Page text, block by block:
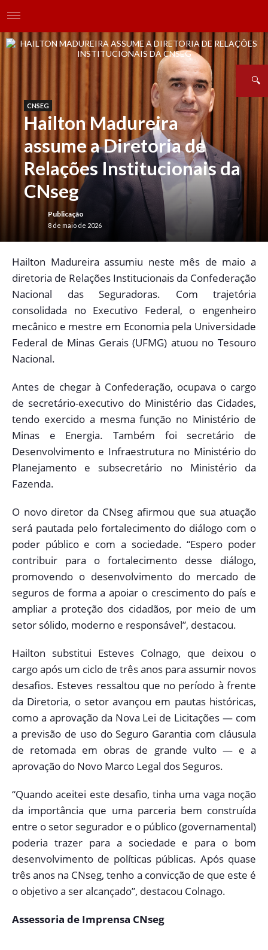
CNSEG
Hailton Madureira
assume a Diretoria de
Relações Institucionais da
CNseg
Publicação
8 de maio de 2026
Hailton Madureira assumiu neste mês de maio a
diretoria de Relações Institucionais da Confederação
Nacional das Seguradoras. Com trajetória
consolidada no Executivo Federal, o engenheiro
mecânico e mestre em Economia pela Universidade
Federal de Minas Gerais (UFMG) atuou no Tesouro
Nacional.
Antes de chegar à Confederação, ocupava o cargo
de secretário-executivo do Ministério das Cidades,
tendo exercido a mesma função no Ministério de
Minas e Energia. Também foi secretário de
Desenvolvimento e Infraestrutura no Ministério do
Planejamento e subsecretário no Ministério da
Fazenda.
O novo diretor da CNseg afirmou que sua atuação
será pautada pelo fortalecimento do diálogo com o
poder público e com a sociedade. “Espero poder
contribuir para o fortalecimento desse diálogo,
promovendo o desenvolvimento do mercado de
seguros de forma a apoiar o crescimento do país e
ampliar a proteção dos cidadãos, por meio de um
setor sólido, moderno e responsável”, destacou.
Hailton substitui Esteves Colnago, que deixou o
cargo após um ciclo de três anos para assumir novos
desafios. Esteves ressaltou que no período à frente
da Diretoria, o setor avançou em pautas históricas,
como a aprovação da Nova Lei de Licitações — com
a previsão de uso do Seguro Garantia com cláusula
de retomada em obras de grande vulto — e a
aprovação do Novo Marco Legal dos Seguros.
“Quando aceitei este desafio, tinha uma vaga noção
da importância que uma parceria bem construída
entre o setor segurador e o público (governamental)
poderia trazer para a sociedade e para o bom
desenvolvimento de políticas públicas. Após quase
três anos na CNseg, tenho a convicção de que este é
o objetivo a ser alcançado”, destacou Colnago.
Assessoria de Imprensa CNseg